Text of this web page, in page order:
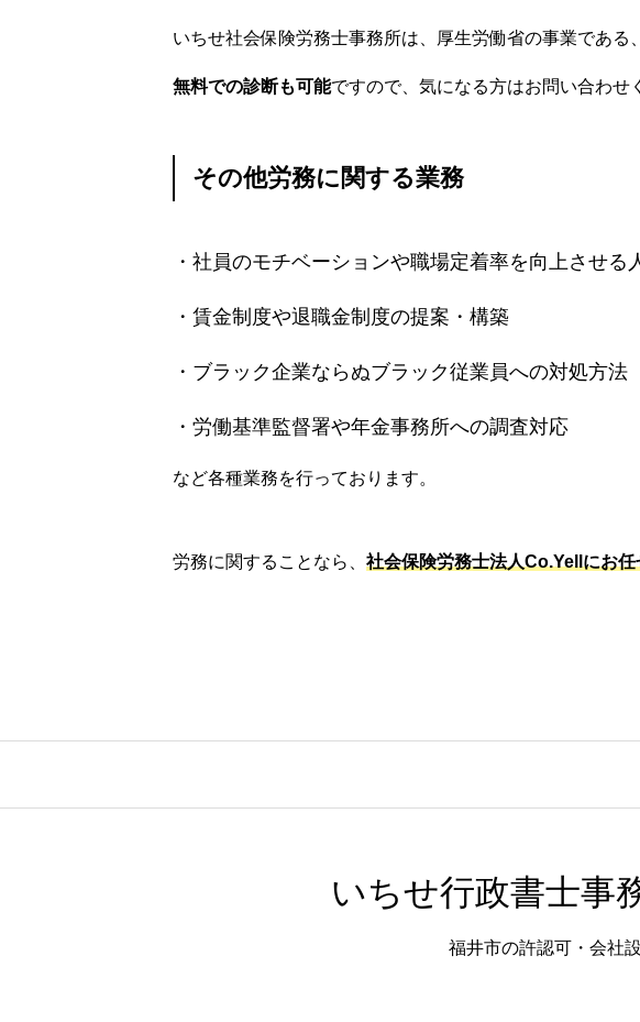
いちせ社会保険労務士事務所は、厚生労働省の事業であ
無料での診断も可能ですので、気になる方はお問い合わせ
その他労務に関する業務
・社員のモチベーションや職場定着率を向上させる
・賃金制度や退職金制度の提案・構築
・ブラック企業ならぬブラック従業員への対処方法
・労働基準監督署や年金事務所への調査対応
など各種業務を行っております。
労務に関することなら、 社会保険労務士法人Co.Yellにお任
いちせ行政書士事
福井市の許認可・会社